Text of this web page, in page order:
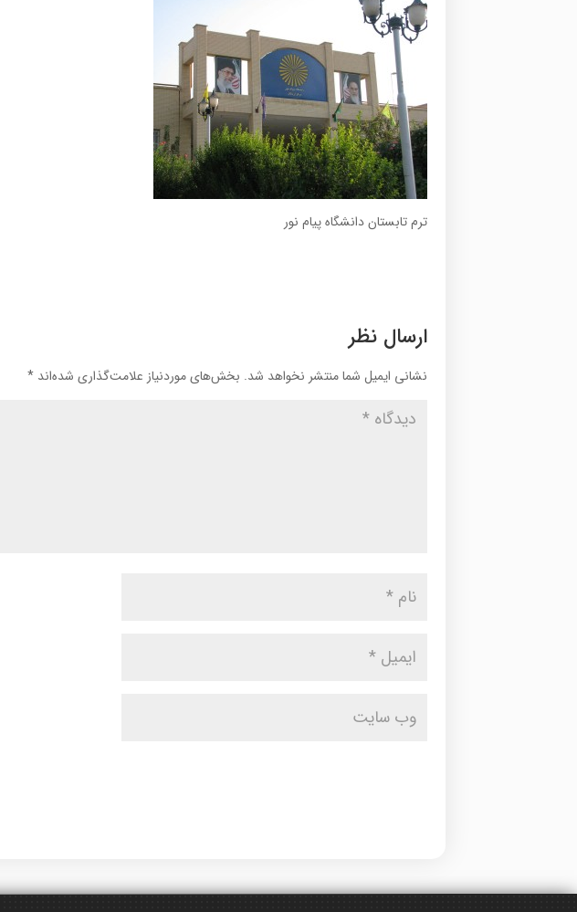
ترم تابستان دانشگاه پیام نور
ارسال نظر
نشانی ایمیل شما منتشر نخواهد شد. بخش‌های موردنیاز علامت‌گذاری شده‌اند*